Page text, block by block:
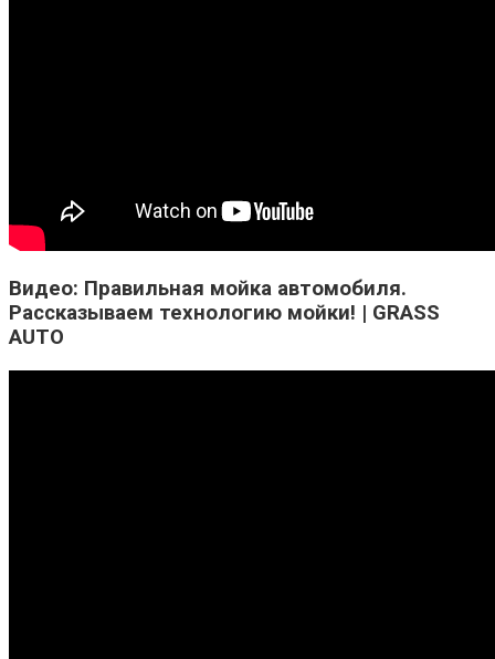
Видео: Правильная мойка автомобиля.
Рассказываем технологию мойки! | GRASS
AUTO